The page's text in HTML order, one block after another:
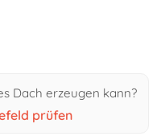
Dach erzeugen kann?
prüfen